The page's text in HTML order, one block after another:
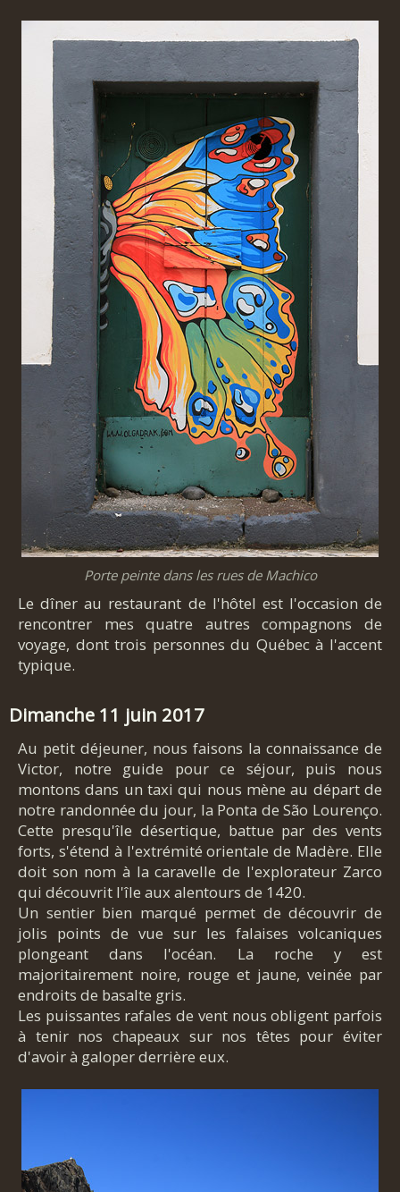
Porte peinte dans les rues de Machico
Le dîner au restaurant de l'hôtel est l'occasion de
rencontrer mes quatre autres compagnons de
voyage, dont trois personnes du Québec à l'accent
typique.
Dimanche 11 juin 2017
Au petit déjeuner, nous faisons la connaissance de
Victor, notre guide pour ce séjour, puis nous
montons dans un taxi qui nous mène au départ de
notre randonnée du jour, la Ponta de São Lourenço.
Cette presqu'île désertique, battue par des vents
forts, s'étend à l'extrémité orientale de Madère. Elle
doit son nom à la caravelle de l'explorateur Zarco
qui découvrit l'île aux alentours de 1420.
Un sentier bien marqué permet de découvrir de
jolis points de vue sur les falaises volcaniques
plongeant dans l'océan. La roche y est
majoritairement noire, rouge et jaune, veinée par
endroits de basalte gris.
Les puissantes rafales de vent nous obligent parfois
à tenir nos chapeaux sur nos têtes pour éviter
d'avoir à galoper derrière eux.